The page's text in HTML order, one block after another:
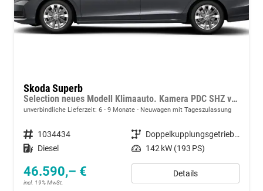
Skoda Superb
Selection neues Modell Klimaauto. Kamera PDC SHZ vorn 17 Zoll LM
unverbindliche Lieferzeit: 6 - 9 Monate Neuwagen mit Tageszulassung
Fahrzeugnummer 1034434 Getriebe
Doppelkupplungsgetriebe (DSG)
Kraftstoff Diesel Leistung 142 kW (193 PS)
46.590,– €
incl. 19% MwSt.
Details